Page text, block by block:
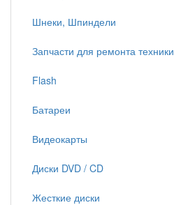
Шнеки, Шпиндели
Запчасти для ремонта техники
Flash
Батареи
Видеокарты
Диски DVD / CD
Жесткие диски